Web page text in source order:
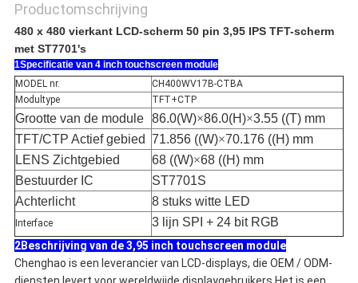
Productomschrijving
480 x 480 vierkant LCD-scherm 50 pin 3,95 IPS TFT-scherm
met ST7701's
1Specificatie van 4 inch touchscreen module
MODEL nr.
CH400WV17B-CTBA
Modultype
TFT+CTP
Grootte van de module 86.0(W)×86.0(H)×3.55 ((T) mm
TFT/CTP Actief gebied
71.856 ((W)×70.176 ((H) mm
LENS Zichtgebied
68 ((W)×68 ((H) mm
Bestuurder IC
ST7701S
Achterlicht
8 stuks witte LED
Interface 3 lijn SPI + 24 bit RGB
2Beschrijving van de 3,95 inch touchscreen module
Chenghao is een leverancier van LCD-displays, die OEM / ODM-